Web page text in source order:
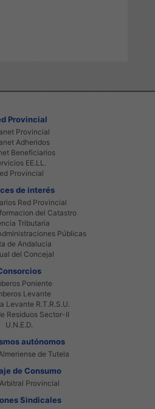
Provincial
Provincial
Adheridos
Beneficiarios
EE.LL.
Provincial
de interés
Red Provincial
del Catastro
Tributaria
Públicas
de Andalucia
del Concejal
Poniente
Levante
Levante R.T.R.S.U.
Residuos Sector-II
U.N.E.D.
autónomos
de Tutela
de Consumo
Provincial
Sindicales